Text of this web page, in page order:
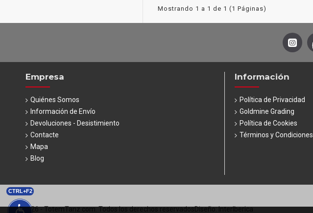
CTRL+F2
Mostrando 1 a 1 de 1 (1 Páginas)
Empresa
Quiénes Somos
Información de Envío
Devoluciones - Desistimiento
Contacte
Mapa
Blog
Información
Política de Privacidad
Goldmine Grading
Política de Cookies
Términos y Condiciones
© 2026 - TotemTanz.com. Todos los derechos reservadosDiseño: InterIberica